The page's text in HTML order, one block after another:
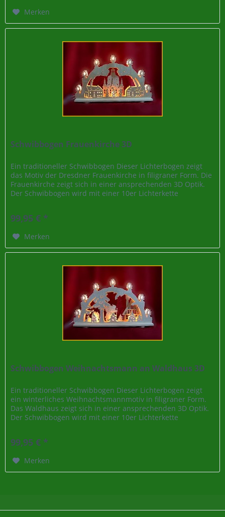
Merken
Schwibbogen Frauenkirche 3D
Ein traditioneller Schwibbogen Dieser Lichterbogen zeigt
das Motiv der Dresdner Frauenkirche in filigraner Form. Die
Frauenkirche zeigt sich in einer ansprechenden 3D Optik.
Der Schwibbogen wird mit einer 10er Lichterkette
99,95 € *
Merken
Schwibbogen Weihnachtsmann an Waldhaus 3D
Ein traditioneller Schwibbogen Dieser Lichterbogen zeigt
ein winterliches Weihnachtsmannmotiv in filigraner Form.
Das Waldhaus zeigt sich in einer ansprechenden 3D Optik.
Der Schwibbogen wird mit einer 10er Lichterkette
99,95 € *
Merken